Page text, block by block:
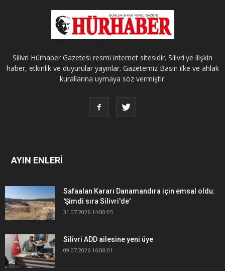
Silivri Hürhaber Gazetesi resmi internet sitesidir. Silivri'ye ilişkin
haber, etkinlik ve duyurular yayınlar. Gazetemiz Basın ilke ve ahlak
kurallarına uymaya söz vermiştir.
AYIN ENLERİ
Safaalan Kararı Danamandıra için emsal oldu:
'Şimdi sıra Silivri'de'
31.07.2026 14:00:05
Silivri ADD ailesine yeni üye
09.07.2026 16:08:01